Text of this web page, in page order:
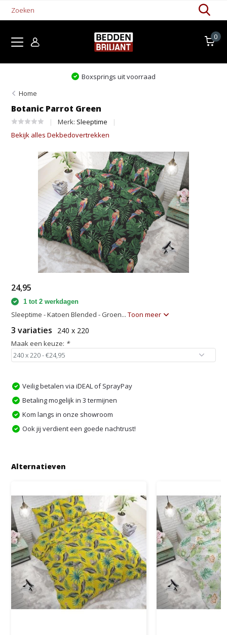
0
Levertijd 1-5 werkdagen
Home
Botanic Parrot Green
Merk: Sleeptime
Bekijk alles Dekbedovertrekken
24,95
1 tot 2 werkdagen
Sleeptime - Katoen Blended - Groen...Toon meer
3 variaties 240 x 220
Maak een keuze: *
Veilig betalen via iDEAL of SprayPay
Betaling mogelijk in 3 termijnen
Kom langs in onze showroom
Ook jij verdient een goede nachtrust!
Alternatieven